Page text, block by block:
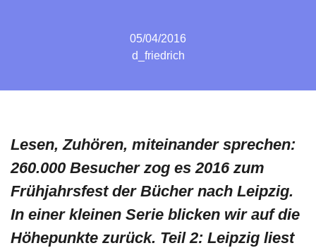
05/04/2016
d_friedrich
Lesen, Zuhören, miteinander sprechen:
260.000 Besucher zog es 2016 zum
Frühjahrsfest der Bücher nach Leipzig.
In einer kleinen Serie blicken wir auf die
Höhepunkte zurück. Teil 2: Leipzig liest